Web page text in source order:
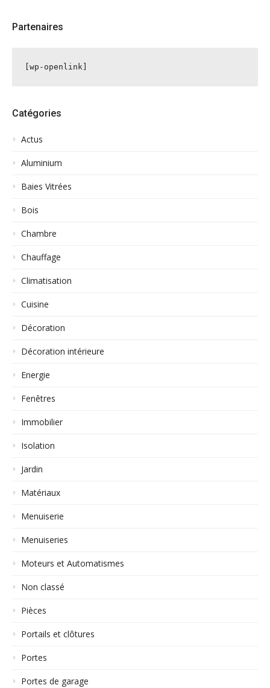
Partenaires
[wp-openlink]
Catégories
Actus
Aluminium
Baies Vitrées
Bois
Chambre
Chauffage
Climatisation
Cuisine
Décoration
Décoration intérieure
Energie
Fenêtres
Immobilier
Isolation
Jardin
Matériaux
Menuiserie
Menuiseries
Moteurs et Automatismes
Non classé
Pièces
Portails et clôtures
Portes
Portes de garage